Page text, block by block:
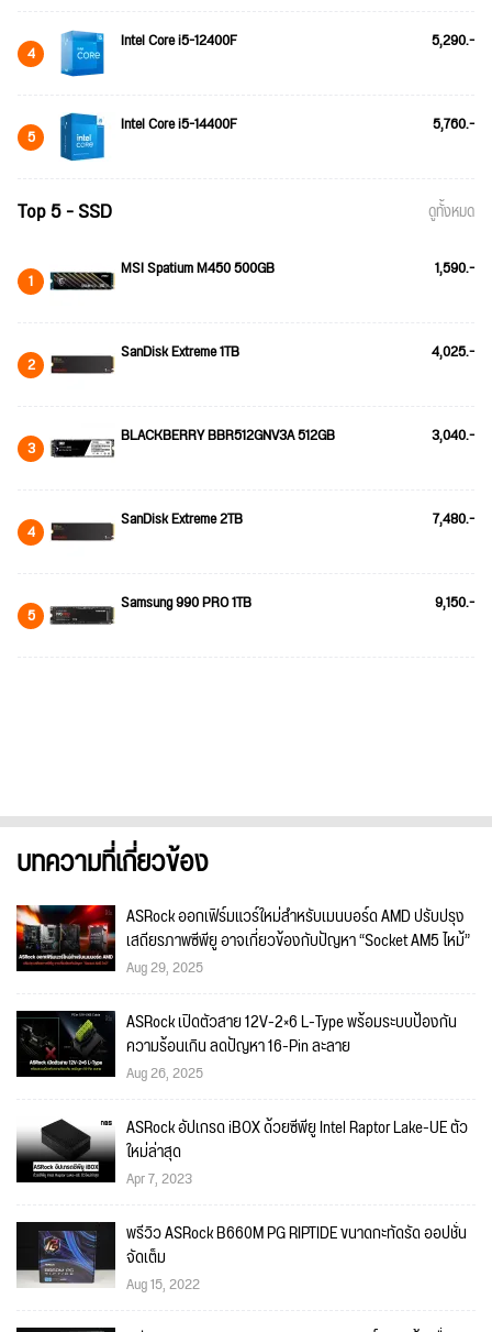
4 Intel Core i5-12400F 5,290.-
5 Intel Core i5-14400F 5,760.-
Top 5 - SSD ดูทั้งหมด
1 MSI Spatium M450 500GB 1,590.-
2 SanDisk Extreme 1TB 4,025.-
3 BLACKBERRY BBR512GNV3A 512GB 3,040.-
4 SanDisk Extreme 2TB 7,480.-
5 Samsung 990 PRO 1TB 9,150.-
บทความที่เกี่ยวข้อง
ASRock ออกเฟิร์มแวร์ใหม่สำหรับเมนบอร์ด AMD ปรับปรุง
เสถียรภาพซีพียู อาจเกี่ยวข้องกับปัญหา “Socket AM5 ไหม้”
Aug 29, 2025
ASRock เปิดตัวสาย 12V-2×6 L-Type พร้อมระบบป้องกัน
ความร้อนเกิน ลดปัญหา 16-Pin ละลาย
Aug 26, 2025
ASRock อัปเกรด iBOX ด้วยซีพียู Intel Raptor Lake-UE ตัว
ใหม่ล่าสุด
Apr 7, 2023
พรีวิว ASRock B660M PG RIPTIDE ขนาดกะทัดรัด ออปชั่น
จัดเต็ม
Aug 15, 2022